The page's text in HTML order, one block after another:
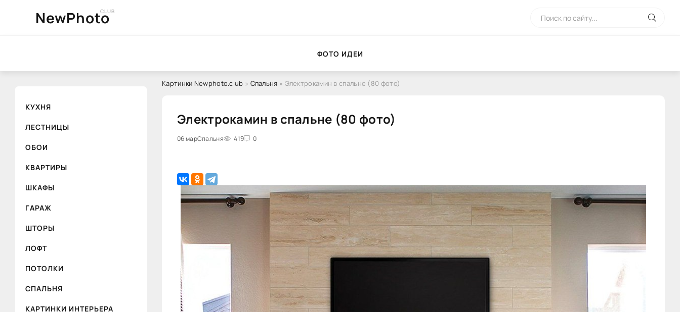
NewPhoto
CLUB
ФОТО ИДЕИ
КУХНЯ
ЛЕСТНИЦЫ
ОБОИ
КВАРТИРЫ
ШКАФЫ
ГАРАЖ
ШТОРЫ
ЛОФТ
ПОТОЛКИ
СПАЛЬНЯ
КАРТИНКИ ИНТЕРЬЕРА
Картинки Newphoto.club » Спальня » Электрокамин в спальне (80 фото)
Электрокамин в спальне (80 фото)
06 марСпальня 419 0